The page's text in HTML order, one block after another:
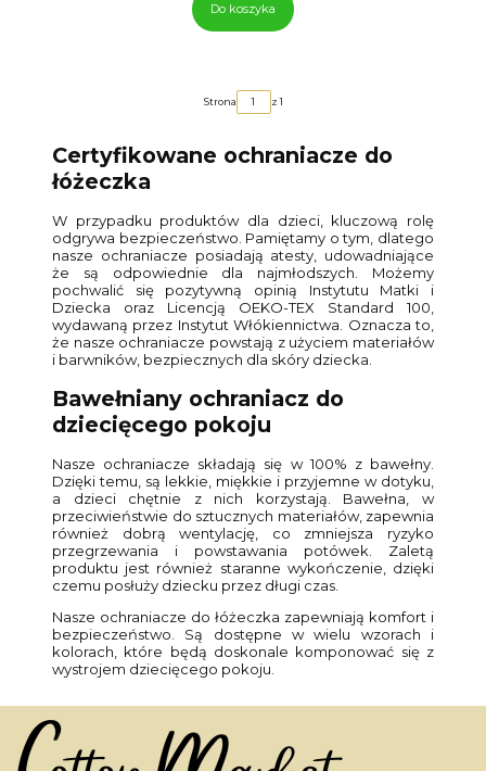
Do koszyka
Strona z 1
Certyfikowane ochraniacze do
łóżeczka
W przypadku produktów dla dzieci, kluczową rolę
odgrywa bezpieczeństwo. Pamiętamy o tym, dlatego
nasze ochraniacze posiadają atesty, udowadniające
że są odpowiednie dla najmłodszych. Możemy
pochwalić się pozytywną opinią Instytutu Matki i
Dziecka oraz Licencją OEKO-TEX Standard 100,
wydawaną przez Instytut Włókiennictwa. Oznacza to,
że nasze ochraniacze powstają z użyciem materiałów
i barwników, bezpiecznych dla skóry dziecka.
Bawełniany ochraniacz do
dziecięcego pokoju
Nasze ochraniacze składają się w 100% z bawełny.
Dzięki temu, są lekkie, miękkie i przyjemne w dotyku,
a dzieci chętnie z nich korzystają. Bawełna, w
przeciwieństwie do sztucznych materiałów, zapewnia
również dobrą wentylację, co zmniejsza ryzyko
przegrzewania i powstawania potówek. Zaletą
produktu jest również staranne wykończenie, dzięki
czemu posłuży dziecku przez długi czas.
Nasze ochraniacze do łóżeczka zapewniają komfort i
bezpieczeństwo. Są dostępne w wielu wzorach i
kolorach, które będą doskonale komponować się z
wystrojem dziecięcego pokoju.